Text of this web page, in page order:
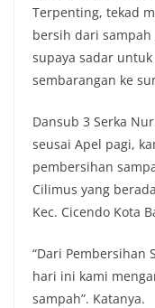
Terpenting, tekad
bersih dari sampah
supaya sadar
sembarangan ke
Dansub 3 Serka
seusai Apel pagi,
pembersihan
Cilimus yang
Kec. Cicendo Kota
“Dari Pembersihan
hari ini kami
sampah”. Katanya.